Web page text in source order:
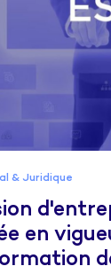
& Juridique
en